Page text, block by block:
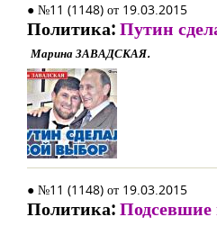
● №11 (1148) от 19.03.2015
Политика:Путин
Марина ЗАВАДСКАЯ.
● №11 (1148) от 19.03.2015
Политика:Подсевшие